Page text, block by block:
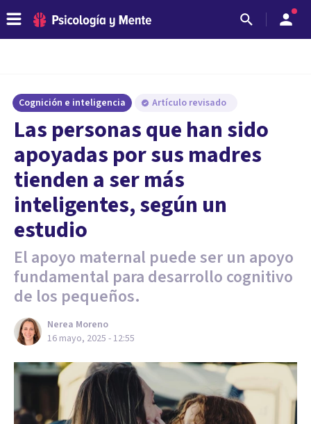
Cognición e inteligencia Artículo revisado
Las personas que han sido
apoyadas por sus madres
tienden a ser más
inteligentes, según un
estudio
El apoyo maternal puede ser un apoyo
fundamental para desarrollo cognitivo
de los pequeños.
Nerea Moreno
16 mayo, 2025 - 12:55